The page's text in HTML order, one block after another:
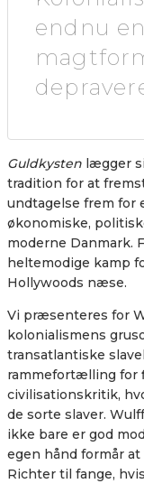
endnu
Guldkysten lægger
tradition for at
undtagelse frem for
økonomiske,
moderne Danmark.
heltemodige kamp
Hollywoods næse.
Vi præsenteres for
kolonialismens
transatlantiske
rammefortælling for
civilisationskritik,
de sorte slaver.
ikke bare er god
egen hånd formår
Richter til fange,